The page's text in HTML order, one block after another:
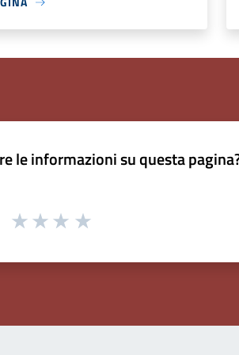
le informazioni su questa